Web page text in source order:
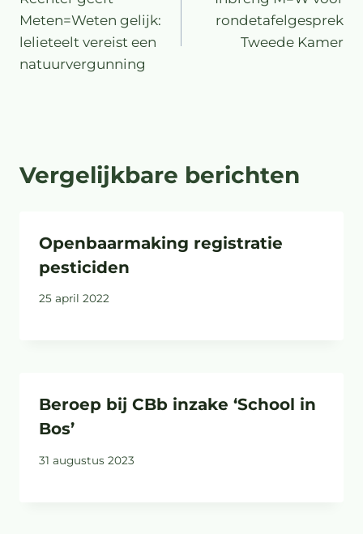
Meten=Weten gelijk:
lelieteelt vereist een
natuurvergunning
rondetafelgesprek
Tweede Kamer
Vergelijkbare berichten
Openbaarmaking registratie
pesticiden
25 april 2022
Beroep bij CBb inzake ‘School in
Bos’
31 augustus 2023